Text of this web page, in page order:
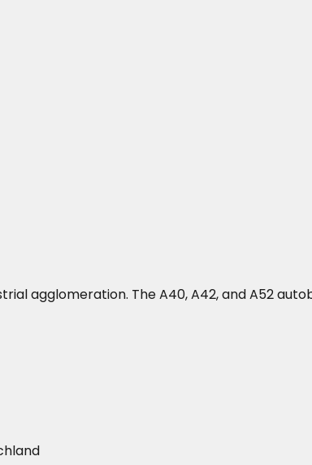
agglomeration. The A40, A42, and A52